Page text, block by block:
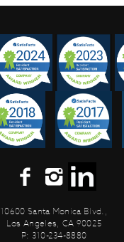
10600 Santa Monica Blvd.,
Los Angeles, CA 90025
P: 310-234-8880